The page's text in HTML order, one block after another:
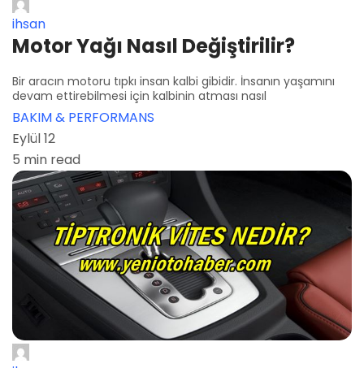
ihsan
Motor Yağı Nasıl Değiştirilir?
Bir aracın motoru tıpkı insan kalbi gibidir. İnsanın yaşamını
devam ettirebilmesi için kalbinin atması nasıl
BAKIM & PERFORMANS
Eylül 12
5 min read